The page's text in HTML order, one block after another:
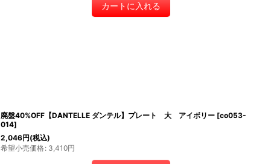
カートに入れる
廃盤40%OFF【DANTELLE ダンテル】プレート 大 アイボリー [co053-
014]
2,046円(税込)
希望小売価格: 3,410円